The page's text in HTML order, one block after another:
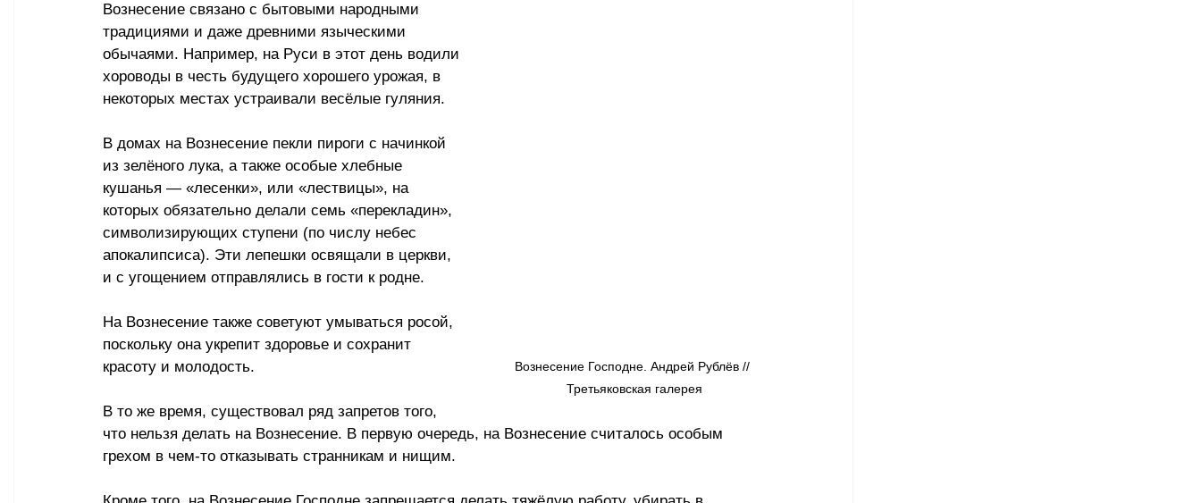
Вознесение Господне. Андрей Рублёв //
Третьяковская галерея
Вознесение связано с бытовыми народными
традициями и даже древними языческими
обычаями. Например, на Руси в этот день водили
хороводы в честь будущего хорошего урожая, в
некоторых местах устраивали весёлые гуляния.
В домах на Вознесение пекли пироги с начинкой
из зелёного лука, а также особые хлебные
кушанья — «лесенки», или «лествицы», на
которых обязательно делали семь «перекладин»,
символизирующих ступени (по числу небес
апокалипсиса). Эти лепешки освящали в церкви,
и с угощением отправлялись в гости к родне.
На Вознесение также советуют умываться росой,
поскольку она укрепит здоровье и сохранит
красоту и молодость.
В то же время, существовал ряд запретов того,
что нельзя делать на Вознесение. В первую очередь, на Вознесение считалось особым
грехом в чем-то отказывать странникам и нищим.